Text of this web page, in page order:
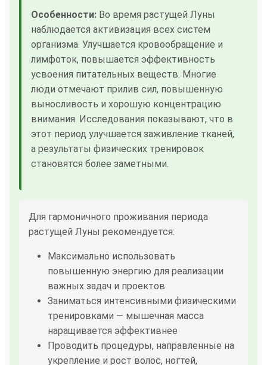
Особенности: Во время растущей Луны
наблюдается активизация всех систем
организма. Улучшается кровообращение и
лимфоток, повышается эффективность
усвоения питательных веществ. Многие
люди отмечают прилив сил, повышенную
выносливость и хорошую концентрацию
внимания. Исследования показывают, что в
этот период улучшается заживление тканей,
а результаты физических тренировок
становятся более заметными.
Для гармоничного проживания периода
растущей Луны рекомендуется:
Максимально использовать
повышенную энергию для реализации
важных задач и проектов
Заниматься интенсивными физическими
тренировками — мышечная масса
наращивается эффективнее
Проводить процедуры, направленные на
укрепление и рост волос, ногтей,